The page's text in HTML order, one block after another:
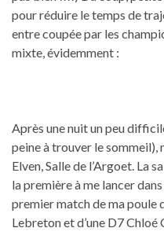
pour réduire le temps de
entre coupée par les
mixte, évidemment :
Après une nuit un peu
peine à trouver le
Elven, Salle de l’Argoet. La
la première à me lancer
premier match de ma poule
Lebreton et d’une D7 Chloé